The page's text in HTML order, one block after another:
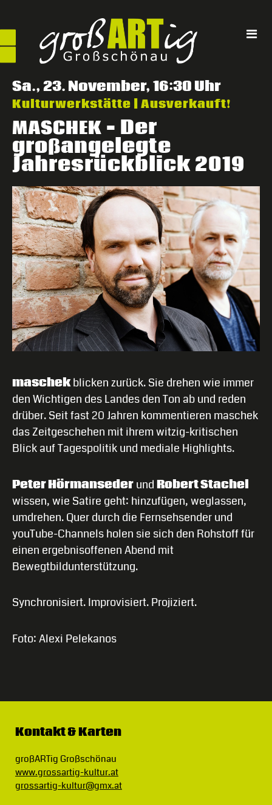
Sa., 23. November, 16:30 Uhr
Kulturwerkstätte | Ausverkauft!
MASCHEK – Der
großangelegte
Jahresrückblick 2019
maschekblicken zurück. Sie drehen wie immer
den Wichtigen des Landes den Ton ab und reden
drüber. Seit fast 20 Jahren kommentieren maschek
das Zeitgeschehen mit ihrem witzig-kritischen
Blick auf Tagespolitik und mediale Highlights.
Peter HörmansederundRobert Stachel
wissen, wie Satire geht: hinzufügen, weglassen,
umdrehen. Quer durch die Fernsehsender und
youTube-Channels holen sie sich den Rohstoff für
einen ergebnisoffenen Abend mit
Bewegtbildunterstützung.
Synchronisiert. Improvisiert. Projiziert.
Foto: Alexi Pelekanos
Kontakt & Karten
großARTig Großschönau
www.grossartig-kultur.at
grossartig-kultur@gmx.at